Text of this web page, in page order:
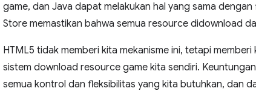
game, dan Java dapat melakukan hal yang sama
Store memastikan bahwa semua resource didownload
HTML5 tidak memberi kita mekanisme ini, tetapi
sistem download resource game kita sendiri.
semua kontrol dan fleksibilitas yang kita butuhkan, dan